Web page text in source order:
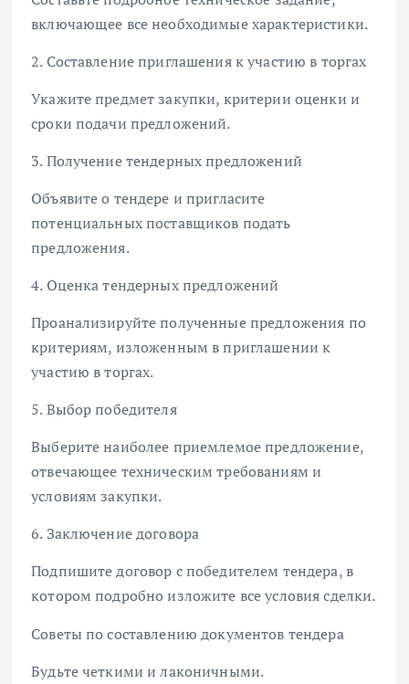
включающее все необходимые характеристики.
2. Составление приглашения к участию в торгах
Укажите предмет закупки, критерии оценки и
сроки подачи предложений.
3. Получение тендерных предложений
Объявите о тендере и пригласите
потенциальных поставщиков подать
предложения.
4. Оценка тендерных предложений
Проанализируйте полученные предложения по
критериям, изложенным в приглашении к
участию в торгах.
5. Выбор победителя
Выберите наиболее приемлемое предложение,
отвечающее техническим требованиям и
условиям закупки.
6. Заключение договора
Подпишите договор с победителем тендера, в
котором подробно изложите все условия сделки.
Советы по составлению документов тендера
Будьте четкими и лаконичными.